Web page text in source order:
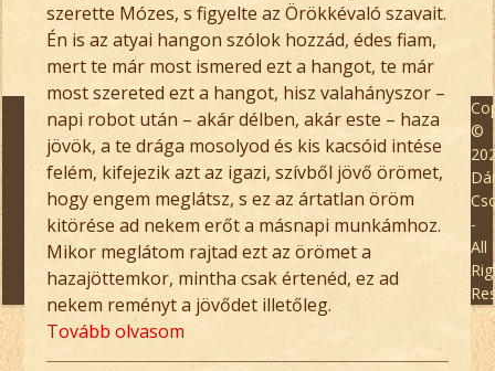
szerette Mózes, s figyelte az Örökkévaló szavait.
Én is az atyai hangon szólok hozzád, édes fiam,
mert te már most ismered ezt a hangot, te már
most szereted ezt a hangot, hisz valahányszor –
napi robot után – akár délben, akár este – haza
jövök, a te drága mosolyod és kis kacsóid intése
felém, kifejezik azt az igazi, szívből jövő örömet,
hogy engem meglátsz, s ez az ártatlan öröm
kitörése ad nekem erőt a másnapi munkámhoz.
Mikor meglátom rajtad ezt az örömet a
hazajöttemkor, mintha csak értenéd, ez ad
nekem reményt a jövődet illetőleg.
Tovább olvasom
©
-
All